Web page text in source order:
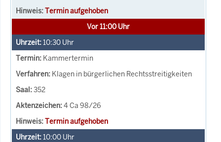
Termin aufgehoben
Vor 11:00 Uhr
10:30 Uhr
Kammertermin
Klagen in bürgerlichen Rechtsstreitigkeiten
352
4 Ca 98/26
Termin aufgehoben
10:00 Uhr